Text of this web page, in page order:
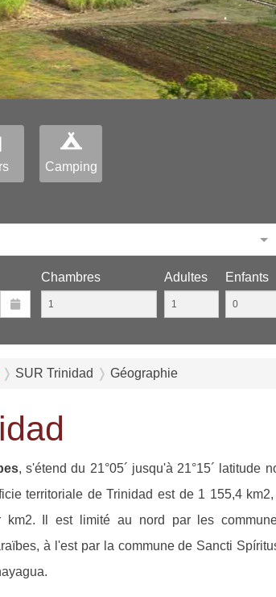
Camping
Chambres Adultes Enfants
SUR Trinidad Géographie
, s'étend du 21°05´ jusqu'à 21°15´ latitude
territoriale de Trinidad est de 1 155,4
km2. Il est limité au nord par les
à l'est par la commune de Sancti